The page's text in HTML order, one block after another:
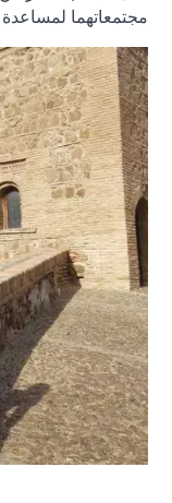
مجتمعاتهما لمساعدة